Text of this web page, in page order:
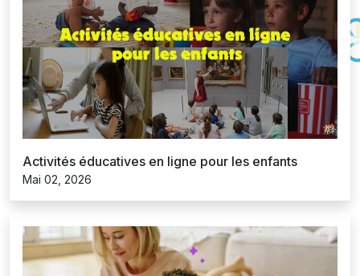
Activités éducatives en ligne pour les enfants
Mai 02, 2026